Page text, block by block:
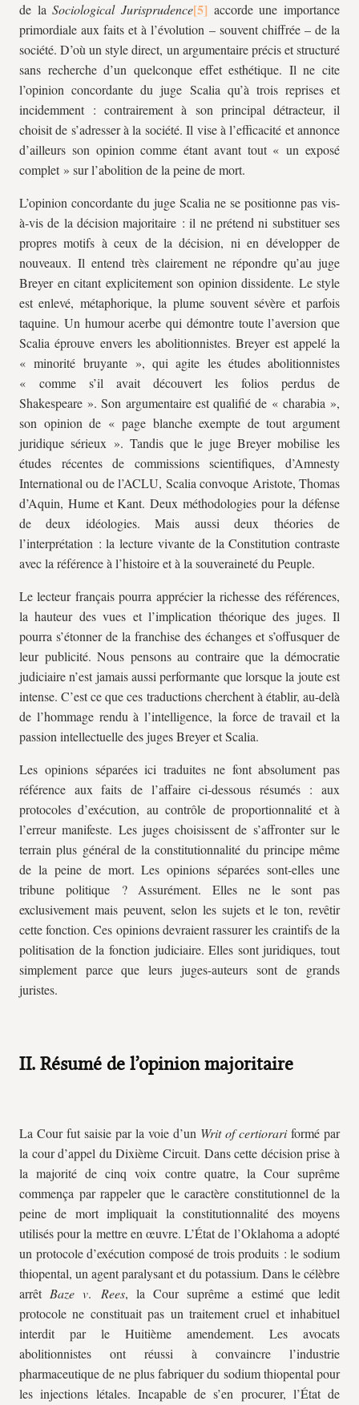
de laSociological Jurisprudence
accorde une importance
primordiale aux faits et à l’évolution – souvent chiffrée – de la
société. D’où un style direct, un argumentaire précis et structuré
sans recherche d’un quelconque effet esthétique. Il ne cite
l’opinion concordante du juge Scalia qu’à trois reprises et
incidemment : contrairement à son principal détracteur, il
choisit de s’adresser à la société. Il vise à l’efficacité et annonce
d’ailleurs son opinion comme étant avant tout « un exposé
complet » sur l’abolition de la peine de mort.
L’opinion concordante du juge Scalia ne se positionne pas vis-
à-vis de la décision majoritaire : il ne prétend ni substituer ses
propres motifs à ceux de la décision, ni en développer de
nouveaux. Il entend très clairement ne répondre qu’au juge
Breyer en citant explicitement son opinion dissidente. Le style
est enlevé, métaphorique, la plume souvent sévère et parfois
taquine. Un humour acerbe qui démontre toute l’aversion que
Scalia éprouve envers les abolitionnistes. Breyer est appelé la
« minorité bruyante », qui agite les études abolitionnistes
« comme s’il avait découvert les folios perdus de
Shakespeare ». Son argumentaire est qualifié de « charabia »,
son opinion de « page blanche exempte de tout argument
juridique sérieux ». Tandis que le juge Breyer mobilise les
études récentes de commissions scientifiques, d’Amnesty
International ou de l’ACLU, Scalia convoque Aristote, Thomas
d’Aquin, Hume et Kant. Deux méthodologies pour la défense
de deux idéologies. Mais aussi deux théories de
l’interprétation : la lecture vivante de la Constitution contraste
avec la référence à l’histoire et à la souveraineté du Peuple.
Le lecteur français pourra apprécier la richesse des références,
la hauteur des vues et l’implication théorique des juges. Il
pourra s’étonner de la franchise des échanges et s’offusquer de
leur publicité. Nous pensons au contraire que la démocratie
judiciaire n’est jamais aussi performante que lorsque la joute est
intense. C’est ce que ces traductions cherchent à établir, au-delà
de l’hommage rendu à l’intelligence, la force de travail et la
passion intellectuelle des juges Breyer et Scalia.
Les opinions séparées ici traduites ne font absolument pas
référence aux faits de l’affaire ci-dessous résumés : aux
protocoles d’exécution, au contrôle de proportionnalité et à
l’erreur manifeste. Les juges choisissent de s’affronter sur le
terrain plus général de la constitutionnalité du principe même
de la peine de mort. Les opinions séparées sont-elles une
tribune politique ? Assurément. Elles ne le sont pas
exclusivement mais peuvent, selon les sujets et le ton, revêtir
cette fonction. Ces opinions devraient rassurer les craintifs de la
politisation de la fonction judiciaire. Elles sont juridiques, tout
simplement parce que leurs juges-auteurs sont de grands
juristes.
II. Résumé de l’opinion majoritaire
La Cour fut saisie par la voie d’un Writ of certiorariformé par
la cour d’appel du Dixième Circuit. Dans cette décision prise à
la majorité de cinq voix contre quatre, la Cour suprême
commença par rappeler que le caractère constitutionnel de la
peine de mort impliquait la constitutionnalité des moyens
utilisés pour la mettre en œuvre. L’État de l’Oklahoma a adopté
un protocole d’exécution composé de trois produits : le sodium
thiopental, un agent paralysant et du potassium. Dans le célèbre
arrêt Baze v. Rees, la Cour suprême a estimé que ledit
protocole ne constituait pas un traitement cruel et inhabituel
interdit par le Huitième amendement. Les avocats
abolitionnistes ont réussi à convaincre l’industrie
pharmaceutique de ne plus fabriquer du sodium thiopental pour
les injections létales. Incapable de s’en procurer, l’État de